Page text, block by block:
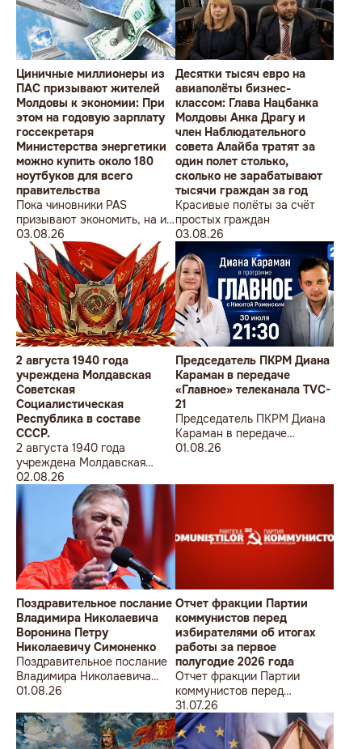
Циничные миллионеры из
ПАС призывают жителей
Молдовы к экономии: При
этом на годовую зарплату
госсекретаря
Министерства энергетики
можно купить около 180
ноутбуков для всего
правительства
Пока чиновники PAS
призывают экономить, на их
собственные доходы можно
купить технику для целого
учреждения
03.08.26
Десятки тысяч евро на
авиаполёты бизнес-
классом: Глава Нацбанка
Молдовы Анка Драгу и
член Наблюдательного
совета Алайба тратят за
один полет столько,
сколько не зарабатывают
тысячи граждан за год
Красивые полёты за счёт
простых граждан
03.08.26
2 августа 1940 года
учреждена Молдавская
Советская
Социалистическая
Республика в составе
СССР.
2 августа 1940 года
учреждена Молдавская
Советская
Социалистическая
Республика в составе
СССР.
02.08.26
Председатель ПКРМ Диана
Караман в передаче
«Главное» телеканала TVC-
21
Председатель ПКРМ Диана
Караман в передаче
«Главное» телеканала TVC-
01.08.26
Поздравительное послание
Владимира Николаевича
Воронина Петру
Николаевичу Симоненко
Поздравительное послание
Владимира Николаевича
Воронина Петру
01.08.26
Отчет фракции Партии
коммунистов перед
избирателями об итогах
работы за первое
полугодие 2026 года
Отчет фракции Партии
коммунистов перед
избирателями об итогах
работы за первое полугодие
2026 года
31.07.26